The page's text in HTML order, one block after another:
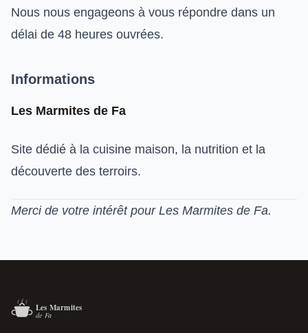
Nous nous engageons à vous répondre dans un
délai de 48 heures ouvrées.
Informations
Les Marmites de Fa
Site dédié à la cuisine maison, la nutrition et la
découverte des terroirs.
Merci de votre intérêt pour Les Marmites de Fa.